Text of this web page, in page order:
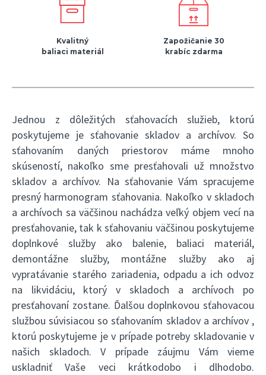
Kvalitný
baliaci materiál
Zapožičanie 30
krabíc zdarma
Jednou z dôležitých sťahovacích služieb, ktorú
poskytujeme je sťahovanie skladov a archívov. So
sťahovaním daných priestorov máme mnoho
skúseností, nakoľko sme presťahovali už množstvo
skladov a archívov. Na sťahovanie Vám spracujeme
presný harmonogram sťahovania. Nakoľko v skladoch
a archívoch sa väčšinou nachádza veľký objem vecí na
presťahovanie, tak k sťahovaniu väčšinou poskytujeme
doplnkové služby ako balenie, baliaci materiál,
demontážne služby, montážne služby ako aj
vypratávanie starého zariadenia, odpadu a ich odvoz
na likvidáciu, ktorý v skladoch a archívoch po
presťahovaní zostane. Ďalšou doplnkovou sťahovacou
službou súvisiacou so sťahovaním skladov a archívov ,
ktorú poskytujeme je v prípade potreby skladovanie v
našich skladoch. V prípade záujmu Vám vieme
uskladniť Vaše veci krátkodobo i dlhodobo.